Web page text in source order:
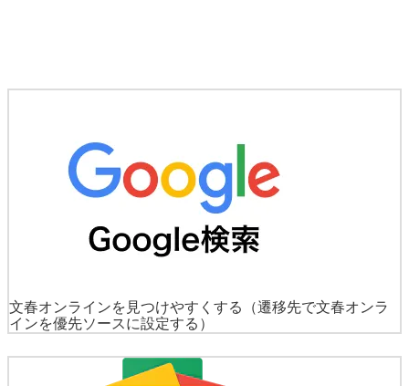
文春オンラインを見つけやすくする
（遷移先で文春オンラ
インを優先ソースに設定する）